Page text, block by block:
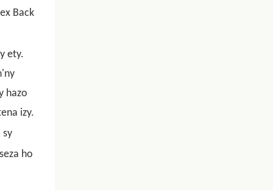
Back
ety.
hazo
izy.
sy
ho